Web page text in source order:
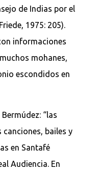
de Indias por el
1975: 205).
informaciones
mohanes,
escondidos en
“las
bailes y
en Santafé
Audiencia. En